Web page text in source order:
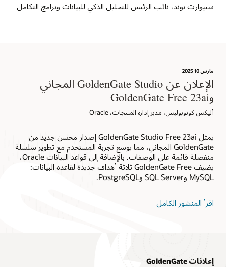
ستيوارت بوند، نائب الرئيس للتحليل الذكي للبيانات وبرامج التكامل
مارس 10؜ 2025
الإعلان عن GoldenGate Studio المجاني
وGoldenGate Free 23ai
أليكس كوتوبوليس، مدير إدارة المنتجات، Oracle
يمثل GoldenGate Studio Free 23ai إصدار محسن جديد من
GoldenGate المجاني، مما يوسع تجربة المستخدم مع تطوير سلسلة
منفصلة قائمة على الوصفات. بالإضافة إلى قواعد البيانات Oracle،
يضيف GoldenGate Free ثلاثة أهداف جديدة لقاعدة البيانات:
MySQL وSQL Server وPostgreSQL.
اقرأ المنشور الكامل
إعلانات GoldenGate